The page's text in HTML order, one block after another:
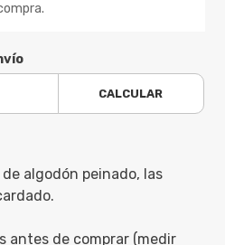
CALCULAR
algodón peinado, las
antes de comprar (medir